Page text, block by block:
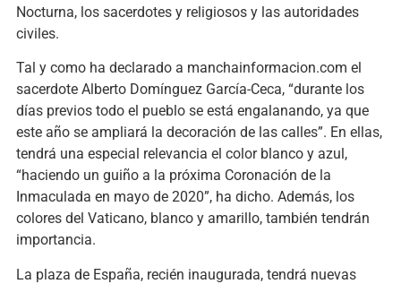
Nocturna, los sacerdotes y religiosos y las autoridades
civiles.
Tal y como ha declarado a manchainformacion.com el
sacerdote Alberto Domínguez García-Ceca, “durante los
días previos todo el pueblo se está engalanando, ya que
este año se ampliará la decoración de las calles”. En ellas,
tendrá una especial relevancia el color blanco y azul,
“haciendo un guiño a la próxima Coronación de la
Inmaculada en mayo de 2020”, ha dicho. Además, los
colores del Vaticano, blanco y amarillo, también tendrán
importancia.
La plaza de España, recién inaugurada, tendrá nuevas